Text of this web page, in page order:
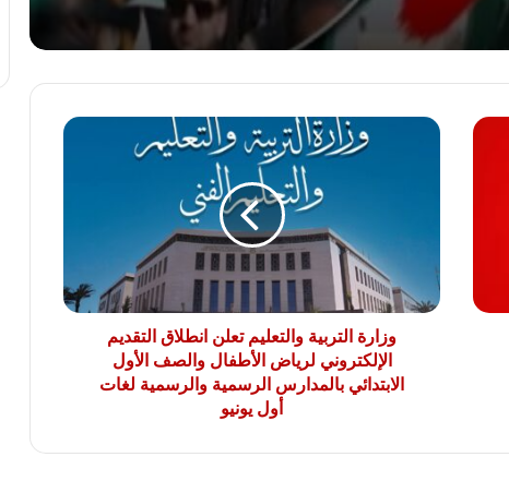
بنك QNB مصر يعزز جاهزية المشروعات
والمتوسطة
برعاية رئيس جامعة الأزهر.. كلية طب
الأسنان (بنات) تنظم أول يوم علمي لجراحة
الفم والوجه والفكين
رئيس الوزراء يوافق على إنشاء منطقة
استثمارية داخل مشروع “البروج” بامتداد
مدينة الشروق
وزارة
الإلكتروني
لرياض
الأطفال
الابتدائي
وزارة التربية والتعليم تعلن انطلاق التقديم
الإلكتروني لرياض الأطفال والصف الأول
الابتدائي بالمدارس الرسمية والرسمية لغات
أول يونيو